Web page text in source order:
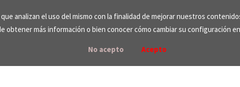
analizan el uso del mismo con la finalidad de mejorar nuestros
obtener más información o bien conocer cómo cambiar su configuración
No acepto Acepto